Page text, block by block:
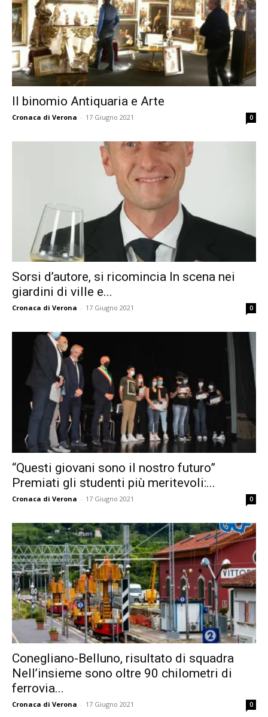
Il binomio Antiquaria e Arte
Cronaca di Verona - 17 Giugno 2021 0
Sorsi d’autore, si ricomincia In scena nei
giardini di ville e...
Cronaca di Verona - 17 Giugno 2021 0
“Questi giovani sono il nostro futuro”
Premiati gli studenti più meritevoli:...
Cronaca di Verona - 17 Giugno 2021 0
Conegliano-Belluno, risultato di squadra
Nell’insieme sono oltre 90 chilometri di
ferrovia...
Cronaca di Verona - 17 Giugno 2021 0